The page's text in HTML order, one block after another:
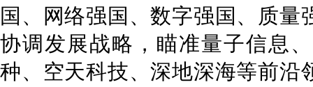
国、网络强国、数字强国、质量
协调发展战略，瞄准量子信息
种、空天科技、深地深海等前沿